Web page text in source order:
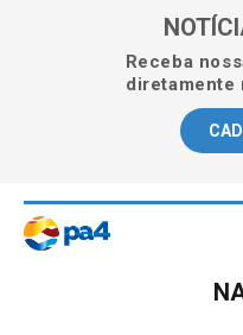
Receba
diretamente